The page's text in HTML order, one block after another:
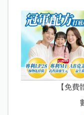
【免